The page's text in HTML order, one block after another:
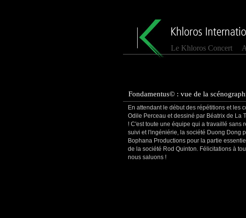
Fondamentus© : vue de la
En attendant le début des répétitions et les
Odile Perceau et dessiné par Béatrix de La
! C'est toute une équipe qui a travaillé sans
suivi et l'ingéniérie, la société Duong Dong
Bophana Productions pour la partie
de la société Rod Quinton. Félicitations à
nous saluons !
Le Khloros Concert